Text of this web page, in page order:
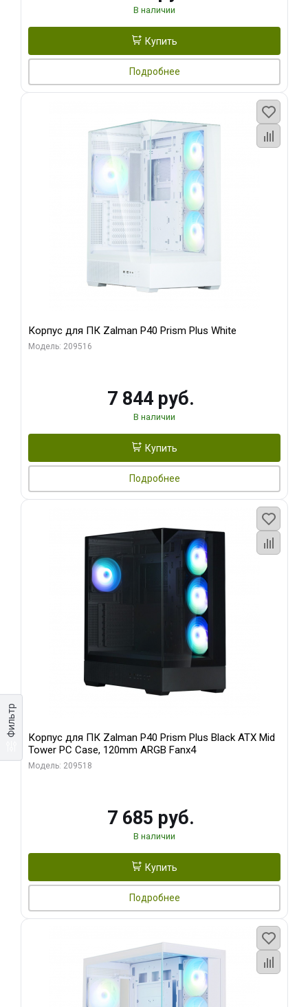
Фильтр
В наличии
Купить
Подробнее
Корпус для ПК Zalman P40 Prism Plus White
Модель: 209516
7 844 руб.
В наличии
Купить
Подробнее
Корпус для ПК Zalman P40 Prism Plus Black ATX Mid
Tower PC Case, 120mm ARGB Fanx4
Модель: 209518
7 685 руб.
В наличии
Купить
Подробнее